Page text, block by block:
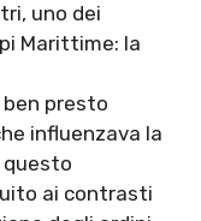
uno dei
Marittime: la
ben presto
influenzava la
questo
ai contrasti